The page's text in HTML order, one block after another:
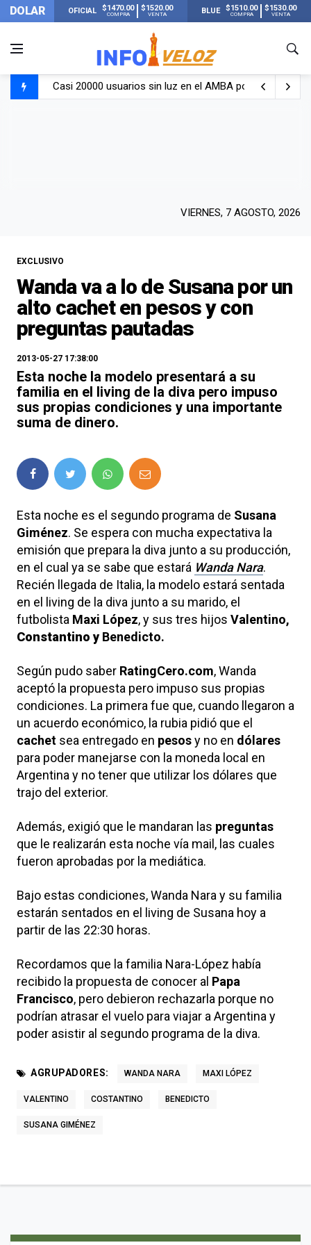
DOLAR OFICIAL $1470.00
COMPRA
$1520.00
VENTA BLUE $1510.00
COMPRA
$1530.00
VENTA
Casi 20000 usuarios sin luz en el AMBA por el temporal
Candela Arizaga rompió el silencio tras el incidente con
VIERNES, 7 AGOSTO, 2026
EXCLUSIVO
Wanda va a lo de Susana por un
alto cachet en pesos y con
preguntas pautadas
2013-05-27 17:38:00
Esta noche la modelo presentará a su
familia en el living de la diva pero impuso
sus propias condiciones y una importante
suma de dinero.
Esta noche es el segundo programa de Susana
Giménez. Se espera con mucha expectativa la
emisión que prepara la diva junto a su producción,
en el cual ya se sabe que estará Wanda Nara.
Recién llegada de Italia, la modelo estará sentada
en el living de la diva junto a su marido, el
futbolista Maxi López, y sus tres hijos Valentino,
Constantino y Benedicto.
Según pudo saber RatingCero.com, Wanda
aceptó la propuesta pero impuso sus propias
condiciones. La primera fue que, cuando llegaron a
un acuerdo económico, la rubia pidió que el
cachet sea entregado en pesosy no en dólares
para poder manejarse con la moneda local en
Argentina y no tener que utilizar los dólares que
trajo del exterior.
Además, exigió que le mandaran las preguntas
que le realizarán esta noche vía mail, las cuales
fueron aprobadas por la mediática.
Bajo estas condiciones, Wanda Nara y su familia
estarán sentados en el living de Susana hoy a
partir de las 22:30 horas.
Recordamos que la familia Nara-López había
recibido la propuesta de conocer al Papa
Francisco, pero debieron rechazarla porque no
podrían atrasar el vuelo para viajar a Argentina y
poder asistir al segundo programa de la diva.
AGRUPADORES: WANDA NARA MAXI LÓPEZ
VALENTINO COSTANTINO BENEDICTO
SUSANA GIMÉNEZ